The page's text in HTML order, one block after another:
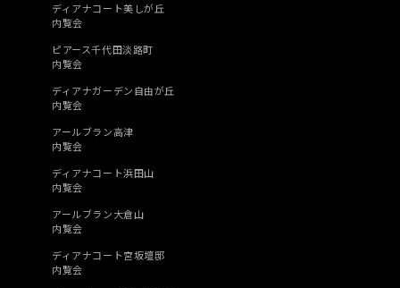
ディアナコート美しが丘
内覧会
ピアース千代田淡路町
内覧会
ディアナガーデン自由が丘
内覧会
アールブラン高津
内覧会
ディアナコート浜田山
内覧会
アールブラン大倉山
内覧会
ディアナコート宮坂壇邸
内覧会